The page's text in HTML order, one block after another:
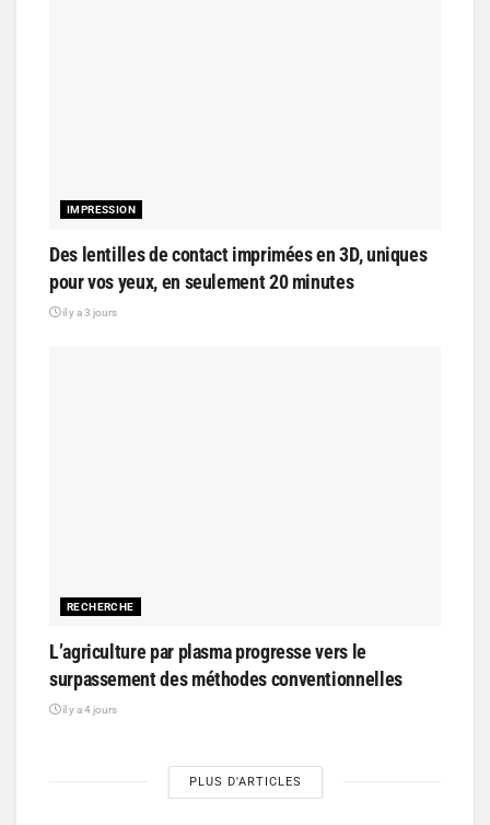
IMPRESSION
Des lentilles de contact imprimées en 3D, uniques
pour vos yeux, en seulement 20 minutes
il y a 3 jours
RECHERCHE
L’agriculture par plasma progresse vers le
surpassement des méthodes conventionnelles
il y a 4 jours
PLUS D'ARTICLES